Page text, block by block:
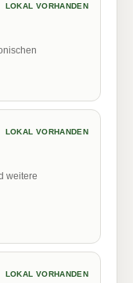
LOKAL VORHANDEN
LOKAL VORHANDEN
weitere
LOKAL VORHANDEN